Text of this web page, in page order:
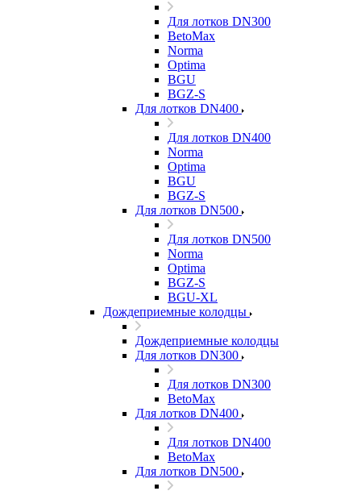
Для лотков DN300
BetoMax
Norma
Optima
BGU
BGZ-S
Для лотков DN400
Для лотков DN400
Norma
Optima
BGU
BGZ-S
Для лотков DN500
Для лотков DN500
Norma
Optima
BGZ-S
BGU-XL
Дождеприемные колодцы
Дождеприемные колодцы
Для лотков DN300
Для лотков DN300
BetoMax
Для лотков DN400
Для лотков DN400
BetoMax
Для лотков DN500